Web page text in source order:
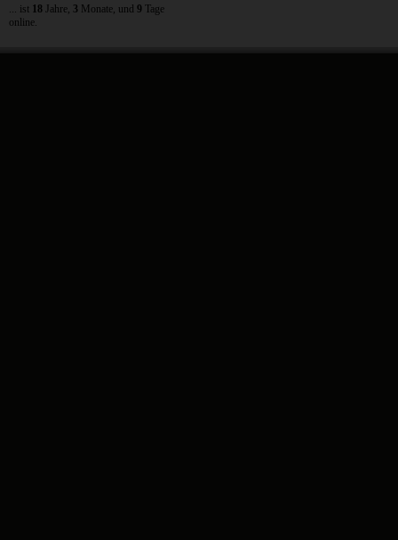
... ist 18 Jahre, 3 Monate, und 9 Tage
online.